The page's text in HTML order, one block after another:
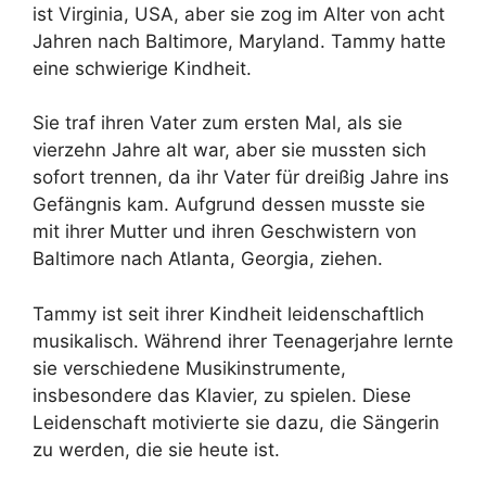
ist Virginia, USA, aber sie zog im Alter von acht
Jahren nach Baltimore, Maryland. Tammy hatte
eine schwierige Kindheit.
Sie traf ihren Vater zum ersten Mal, als sie
vierzehn Jahre alt war, aber sie mussten sich
sofort trennen, da ihr Vater für dreißig Jahre ins
Gefängnis kam. Aufgrund dessen musste sie
mit ihrer Mutter und ihren Geschwistern von
Baltimore nach Atlanta, Georgia, ziehen.
Tammy ist seit ihrer Kindheit leidenschaftlich
musikalisch. Während ihrer Teenagerjahre lernte
sie verschiedene Musikinstrumente,
insbesondere das Klavier, zu spielen. Diese
Leidenschaft motivierte sie dazu, die Sängerin
zu werden, die sie heute ist.